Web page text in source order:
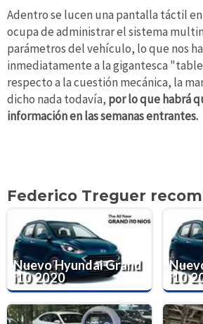
Adentro se lucen una pantalla táctil
ocupa de administrar el sistema
parámetros del vehículo, lo que nos
inmediatamente a la gigantesca
respecto a la cuestión mecánica, la
dicho nada todavía, por lo que habrá
información en las semanas entrantes.
Federico Treguer
Nuevo Hyundai Grand
i10 2020
i10